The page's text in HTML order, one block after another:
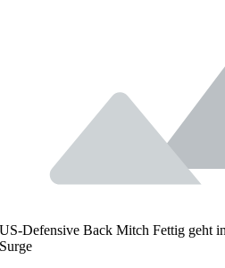
US-Defensive Back Mitch Fettig geht
Surge